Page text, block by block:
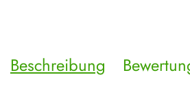
Beschreibung